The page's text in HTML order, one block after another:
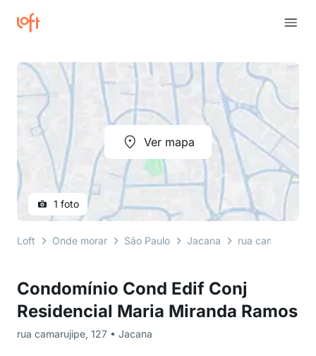
Condomínio Cond Edif Conj
Residencial Maria Miranda Ramos
rua camarujipe, 127 • Jacana
Ver mapa
1 foto
Loft Onde morar São Paulo Jacana rua camarujipe